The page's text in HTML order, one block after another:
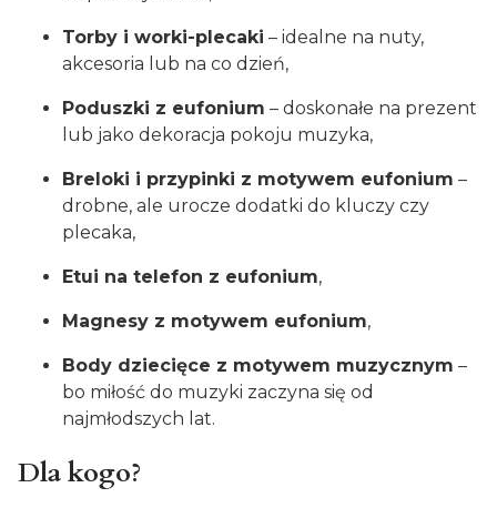
Torby i worki-plecaki – idealne na nuty,
akcesoria lub na co dzień,
Poduszki z eufonium – doskonałe na prezent
lub jako dekoracja pokoju muzyka,
Breloki i przypinki z motywem eufonium –
drobne, ale urocze dodatki do kluczy czy
plecaka,
Etui na telefon z eufonium,
Magnesy z motywem eufonium,
Body dziecięce z motywem muzycznym –
bo miłość do muzyki zaczyna się od
najmłodszych lat.
Dla kogo?